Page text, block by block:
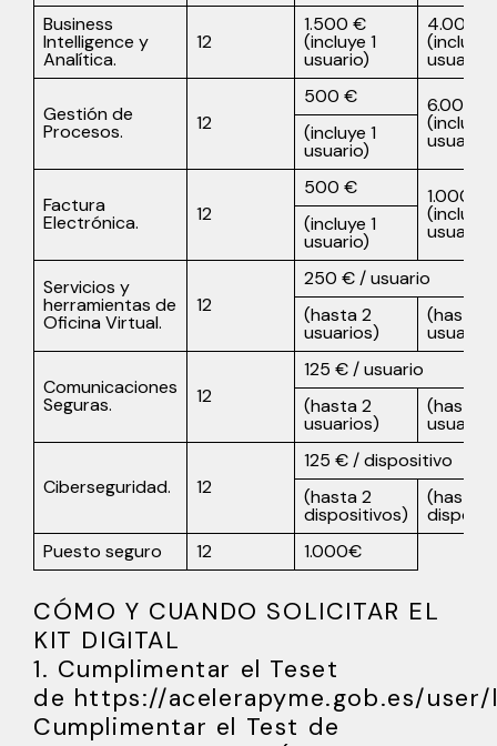
Business
Intelligence y
Analítica.
12
1.500 €
(incluye 1
usuario)
4.000 €
(incluye
Gestión de
Procesos. 12
500 € 6.000 €
(incluye
(incluye 1
usuario)
Factura
Electrónica. 12
500 € 1.000 €
(incluye
(incluye 1
usuario)
Servicios y
herramientas de
Oficina Virtual.
12
250 € / usuario
(hasta 2
usuarios)
(hasta 9
Comunicaciones
Seguras. 12
125 € / usuario
(hasta 2
usuarios)
(hasta 9
Ciberseguridad. 12
125 € / dispositivo
(hasta 2
dispositivos)
(hasta 9
Puesto seguro
12 1.000€
CÓMO Y CUANDO SOLICITAR EL
KIT DIGITAL
1. Cumplimentar el Teset
de https://acelerapyme.gob.es/
Cumplimentar el Test de